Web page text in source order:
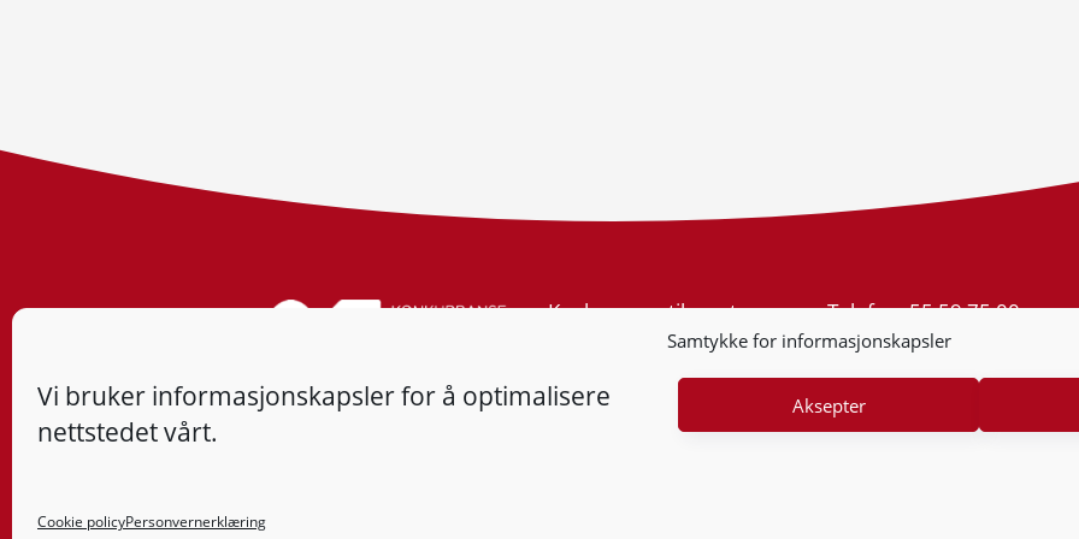
Samtykke for informasjonskapsler
Vi bruker informasjonskapsler for å optimalisere
nettstedet vårt.
Aksepter
Cookie policyPersonvernerklæring
Konkurransetilsynet
Postboks 439 Sentrum
Org.nr: 974 761 246
Telefon:55 59 75 00
E-post:post@kt.no
Nyhetsvarsel >>